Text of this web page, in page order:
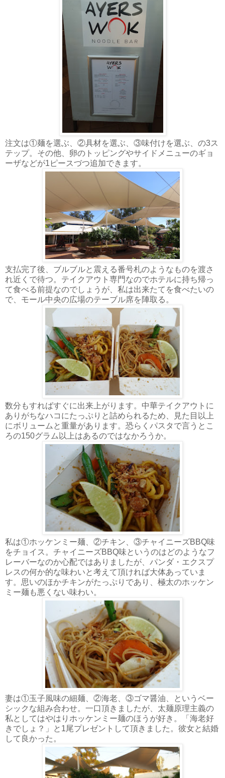
注文は①麺を選ぶ、②具材を選ぶ、③味付けを選ぶ、の3ス
テップ。その他、卵のトッピングやサイドメニューのギョ
ーザなどが1ピースづつ追加できます。
支払完了後、ブルブルと震える番号札のようなものを渡さ
れ近くで待つ。テイクアウト専門なのでホテルに持ち帰っ
て食べる前提なのでしょうが、私は出来たてを食べたいの
で、モール中央の広場のテーブル席を陣取る。
数分もすればすぐに出来上がります。中華テイクアウトに
ありがちなハコにたっぷりと詰められるため、見た目以上
にボリュームと重量があります。恐らくパスタで言うとこ
ろの150グラム以上はあるのではなかろうか。
私は①ホッケンミー麺、②チキン、③チャイニーズBBQ味
をチョイス。チャイニーズBBQ味というのはどのようなフ
レーバーなのか心配ではありましたが、パンダ・エクスプ
レスの何か的な味わいと考えて頂ければ大体あっていま
す。思いのほかチキンがたっぷりであり、極太のホッケン
ミー麺も悪くない味わい。
妻は①玉子風味の細麺、②海老、③ゴマ醤油、というベー
シックな組み合わせ。一口頂きましたが、太麺原理主義の
私としてはやはりホッケンミー麺のほうが好き。「海老好
きでしょ？」と1尾プレゼントして頂きました。彼女と結婚
して良かった。